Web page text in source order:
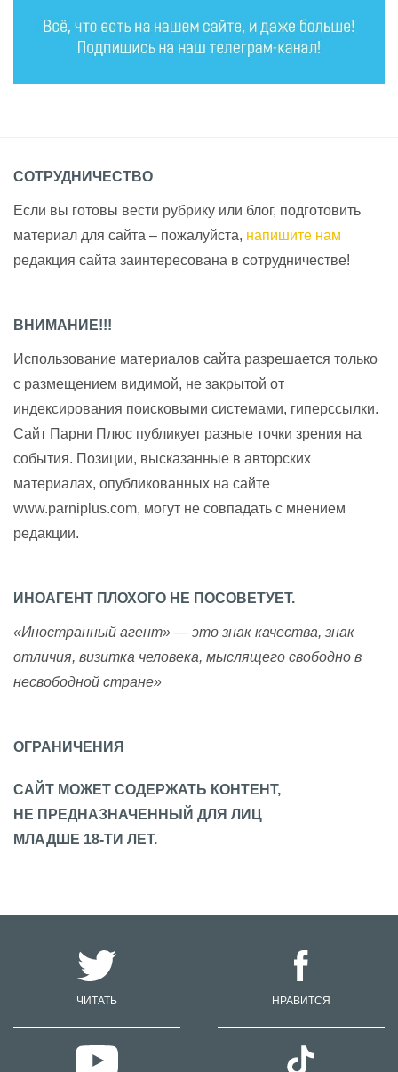
СОТРУДНИЧЕСТВО
Если вы готовы вести рубрику или блог, подготовить
материал для сайта – пожалуйста, напишите нам
редакция сайта заинтересована в сотрудничестве!
ВНИМАНИЕ!!!
Использование материалов сайта разрешается только
с размещением видимой, не закрытой от
индексирования поисковыми системами, гиперссылки.
Сайт Парни Плюс публикует разные точки зрения на
события. Позиции, высказанные в авторских
материалах, опубликованных на сайте
www.parniplus.com, могут не совпадать с мнением
редакции.
ИНОАГЕНТ ПЛОХОГО НЕ ПОСОВЕТУЕТ.
«Иностранный агент» — это знак качества, знак
отличия, визитка человека, мыслящего свободно в
несвободной стране»
ОГРАНИЧЕНИЯ
САЙТ МОЖЕТ СОДЕРЖАТЬ КОНТЕНТ,
НЕ ПРЕДНАЗНАЧЕННЫЙ ДЛЯ ЛИЦ
МЛАДШЕ 18-ТИ ЛЕТ.
ЧИТАТЬ НРАВИТСЯ